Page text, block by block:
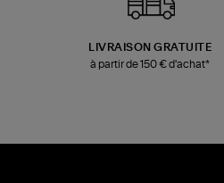
LIVRAISON GRATUITE
à partir de 150 € d'achat*